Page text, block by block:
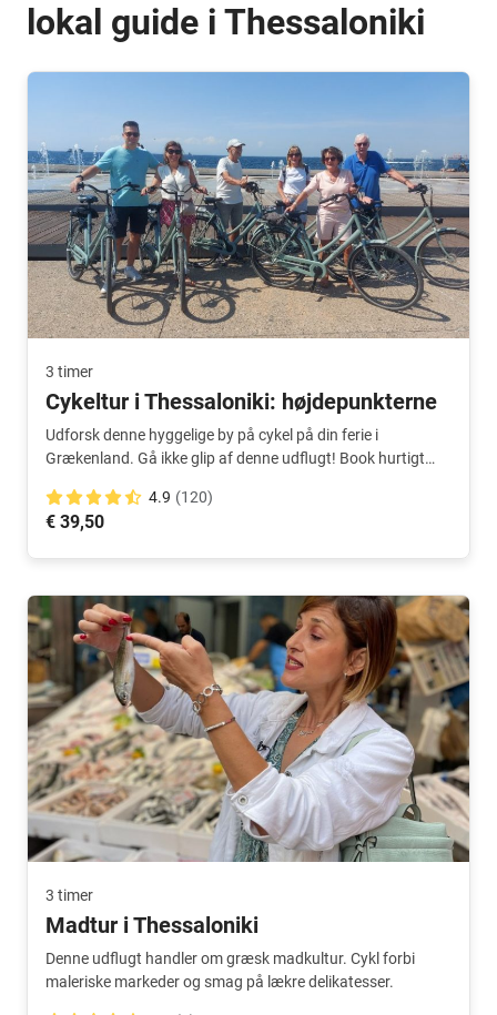
lokal guide i Thessaloniki
3 timer
Cykeltur i Thessaloniki: højdepunkterne
Udforsk denne hyggelige by på cykel på din ferie i
Grækenland. Gå ikke glip af denne udflugt! Book hurtigt
4.9 (120)
€ 39,50
3 timer
Madtur i Thessaloniki
Denne udflugt handler om græsk madkultur. Cykl forbi
maleriske markeder og smag på lækre delikatesser.